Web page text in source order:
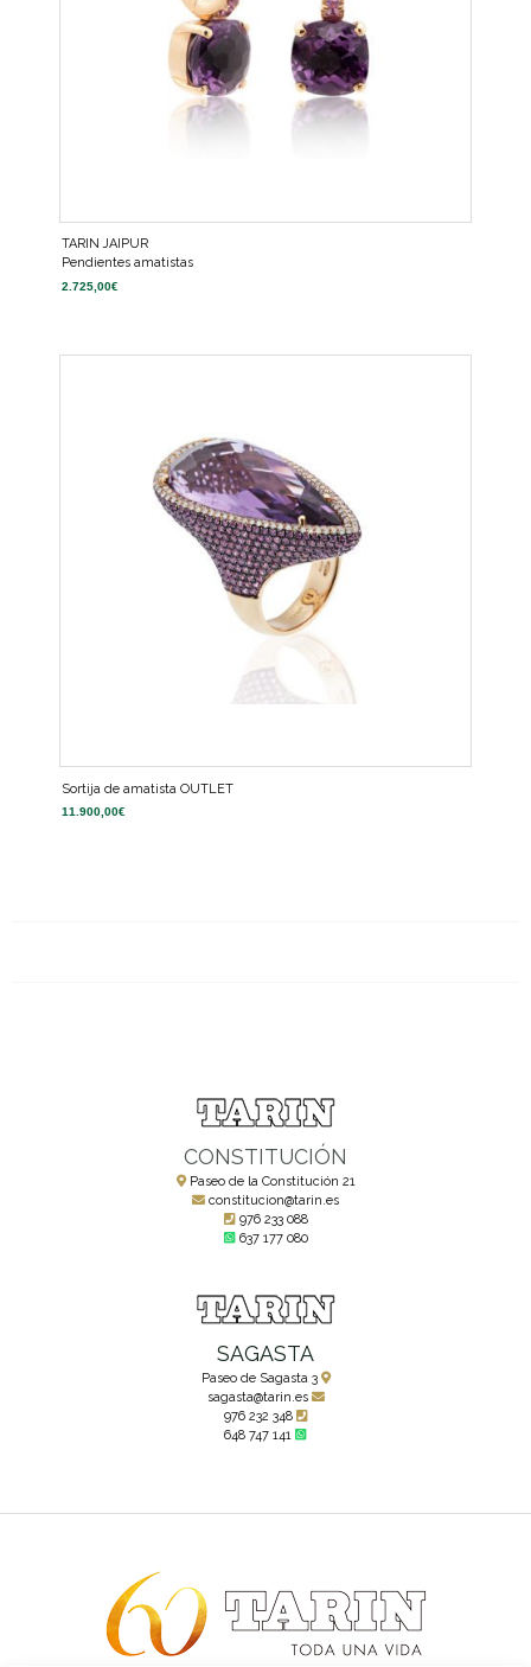
TARIN JAIPUR
Pendientes amatistas
2.725,00€
Sortija de amatista OUTLET
11.900,00€
CONSTITUCIÓN
Paseo de la Constitución 21
constitucion@tarin.es
976 233 088
637 177 080
SAGASTA
Paseo de Sagasta 3
sagasta@tarin.es
976 232 348
648 747 141